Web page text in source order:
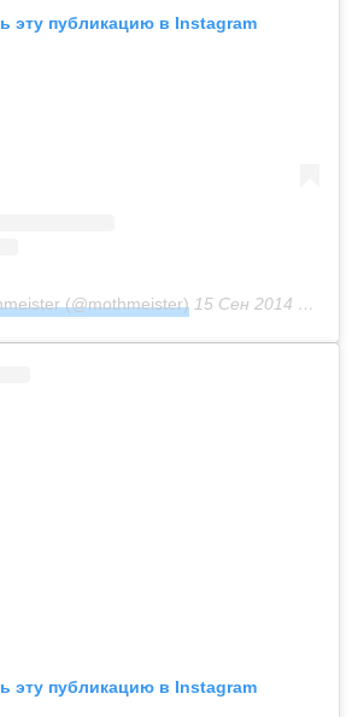
эту публикацию в Instagram
(@mothmeister) 15 Сен 2014 в 11:07 PDT
эту публикацию в Instagram